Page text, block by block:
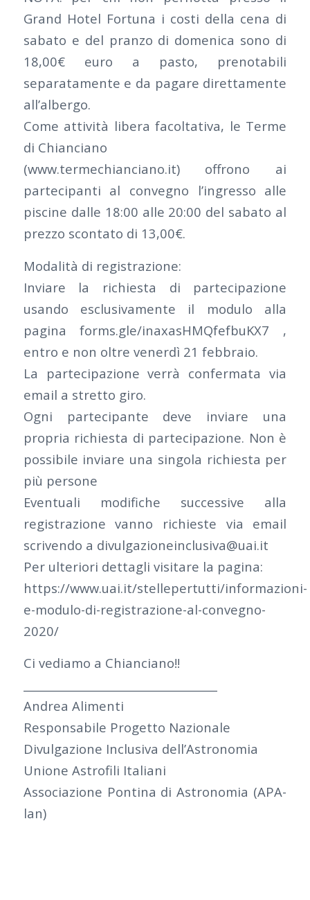
Grand Hotel Fortuna i costi della cena di
sabato e del pranzo di domenica sono di
18,00€ euro a pasto, prenotabili
separatamente e da pagare direttamente
all’albergo.
Come attività libera facoltativa, le Terme
di Chianciano
(www.termechianciano.it) offrono ai
partecipanti al convegno l’ingresso alle
piscine dalle 18:00 alle 20:00 del sabato al
prezzo scontato di 13,00€.
Modalità di registrazione:
Inviare la richiesta di partecipazione
usando esclusivamente il modulo alla
pagina forms.gle/inaxasHMQfefbuKX7 ,
entro e non oltre venerdì 21 febbraio.
La partecipazione verrà confermata via
email a stretto giro.
Ogni partecipante deve inviare una
propria richiesta di partecipazione. Non è
possibile inviare una singola richiesta per
più persone
Eventuali modifiche successive alla
registrazione vanno richieste via email
scrivendo a divulgazioneinclusiva@uai.it
Per ulteriori dettagli visitare la pagina:
https://www.uai.it/stellepertutti/informazioni-
e-modulo-di-registrazione-al-convegno-
2020/
Ci vediamo a Chianciano!!
Andrea Alimenti
Responsabile Progetto Nazionale
Divulgazione Inclusiva dell’Astronomia
Unione Astrofili Italiani
Associazione Pontina di Astronomia (APA-
lan)